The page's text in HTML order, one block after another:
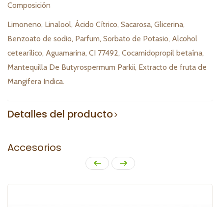
Composición
Limoneno, Linalool, Ácido Cítrico, Sacarosa, Glicerina,
Benzoato de sodio, Parfum, Sorbato de Potasio, Alcohol
cetearílico, Aguamarina, CI 77492, Cocamidopropil betaína,
Mantequilla De Butyrospermum Parkii, Extracto de fruta de
Mangifera Indica.
Detalles del producto
Accesorios